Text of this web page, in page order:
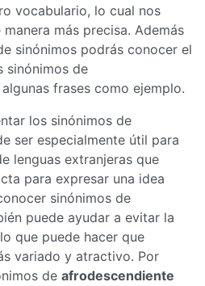
vocabulario, lo cual nos
más precisa. Además
sinónimos podrás conocer el
sinónimos de
frases como ejemplo.
los sinónimos de
ser especialmente útil para
lenguas extranjeras que
para expresar una idea
sinónimos de
puede ayudar a evitar la
que puede hacer que
variado y atractivo. Por
de afrodescendiente